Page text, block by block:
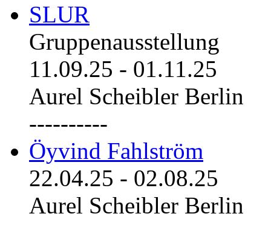
SLUR
Gruppenausstellung
11.09.25 - 01.11.25
Aurel Scheibler Berlin
----------
Öyvind Fahlström
22.04.25 - 02.08.25
Aurel Scheibler Berlin